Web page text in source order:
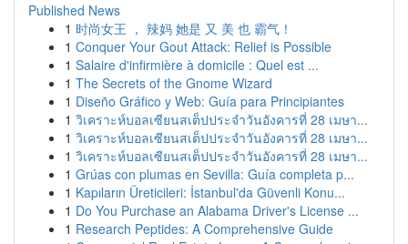
Published News
1 时尚女王 ， 辣妈 她是 又 美 也 霸气！
1 Conquer Your Gout Attack: Relief is Possible
1 Salaire d'infirmière à domicile : Quel est ...
1 The Secrets of the Gnome Wizard
1 Diseño Gráfico y Web: Guía para Principiantes
1 วิเคราะห์บอลเซียนสเต็ปประจำวันอังคารที่ 28 เมษา...
1 วิเคราะห์บอลเซียนสเต็ปประจำวันอังคารที่ 28 เมษา...
1 วิเคราะห์บอลเซียนสเต็ปประจำวันอังคารที่ 28 เมษา...
1 Grúas con plumas en Sevilla: Guía completa p...
1 Kapıların Üreticileri: İstanbul'da Güvenli Konu...
1 Do You Purchase an Alabama Driver's License ...
1 Research Peptides: A Comprehensive Guide